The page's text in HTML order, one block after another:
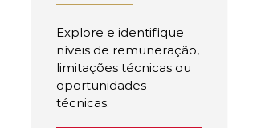
Explore e identifique
níveis de remuneração,
limitações técnicas ou
oportunidades
técnicas.